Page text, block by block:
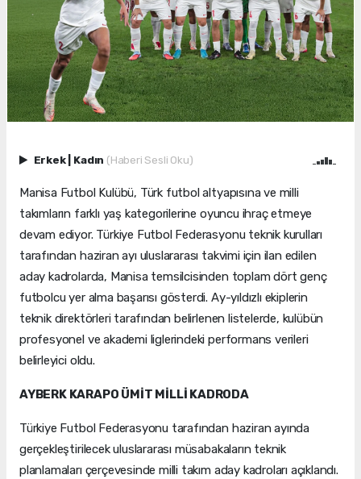
Erkek Kadın (Haberi Sesli Oku)
Manisa Futbol Kulübü, Türk futbol altyapısına ve milli
takımların farklı yaş kategorilerine oyuncu ihraç etmeye
devam ediyor. Türkiye Futbol Federasyonu teknik kurulları
tarafından haziran ayı uluslararası takvimi için ilan edilen
aday kadrolarda, Manisa temsilcisinden toplam dört genç
futbolcu yer alma başarısı gösterdi. Ay-yıldızlı ekiplerin
teknik direktörleri tarafından belirlenen listelerde, kulübün
profesyonel ve akademi liglerindeki performans verileri
belirleyici oldu.
AYBERK KARAPO ÜMİT MİLLİ KADRODA
Türkiye Futbol Federasyonu tarafından haziran ayında
gerçekleştirilecek uluslararası müsabakaların teknik
planlamaları çerçevesinde milli takım aday kadroları açıklandı.